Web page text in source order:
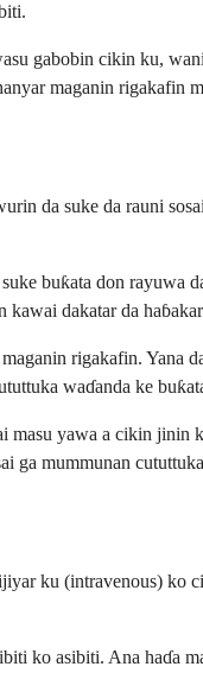
gabobin cikin ku,
maganin rigakafin
da suke da rauni
buƙata don
dakatar da
rigakafin.
waɗanda ke
masu yawa a cikin
ga mummunan
ku (intravenous) ko
ko asibiti. Ana haɗa